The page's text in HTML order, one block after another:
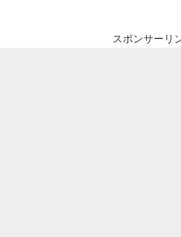
スポンサーリ